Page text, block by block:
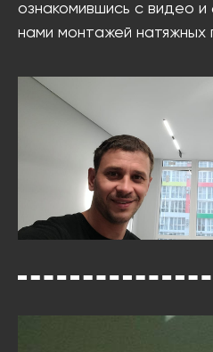
ознакомившись с видео
нами монтажей натяжных